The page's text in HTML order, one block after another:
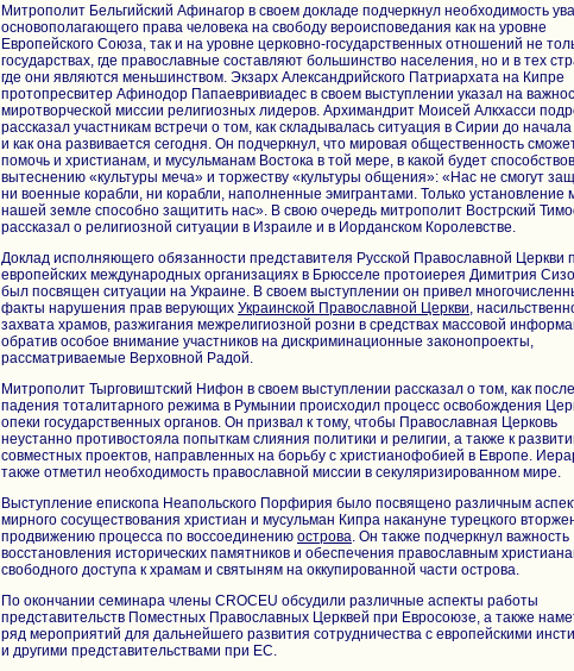
Митрополит Бельгийский Афинагор в своем докладе подчеркнул необходимость
основополагающего права человека на свободу вероисповедания как на уровне
Европейского Союза, так и на уровне церковно-государственных отношений не
государствах, где православные составляют большинство населения, но и в тех
где они являются меньшинством. Экзарх Александрийского Патриархата на Кипре
протопресвитер Афинодор Папаевривиадес в своем выступлении указал на
миротворческой миссии религиозных лидеров. Архимандрит Моисей Алкхасси
рассказал участникам встречи о том, как складывалась ситуация в Сирии до
и как она развивается сегодня. Он подчеркнул, что мировая общественность
помочь и христианам, и мусульманам Востока в той мере, в какой будет
вытеснению «культуры меча» и торжеству «культуры общения»: «Нас не смогут
ни военные корабли, ни корабли, наполненные эмигрантами. Только установление
нашей земле способно защитить нас». В свою очередь митрополит Вострский
рассказал о религиозной ситуации в Израиле и в Иорданском Королевстве.
Доклад исполняющего обязанности представителя Русской Православной Церкви
европейских международных организациях в Брюсселе протоиерея Димитрия
был посвящен ситуации на Украине. В своем выступлении он привел
факты нарушения прав верующих Украинской Православной Церкви,
захвата храмов, разжигания межрелигиозной розни в средствах массовой
обратив особое внимание участников на дискриминационные законопроекты,
рассматриваемые Верховной Радой.
Митрополит Тырговиштский Нифон в своем выступлении рассказал о том, как после
падения тоталитарного режима в Румынии происходил процесс освобождения
опеки государственных органов. Он призвал к тому, чтобы Православная Церковь
неустанно противостояла попыткам слияния политики и религии, а также к
совместных проектов, направленных на борьбу с христианофобией в Европе.
также отметил необходимость православной миссии в секуляризированном мире.
Выступление епископа Неапольского Порфирия было посвящено различным
мирного сосуществования христиан и мусульман Кипра накануне турецкого
продвижению процесса по воссоединению острова. Он также подчеркнул важность
восстановления исторических памятников и обеспечения православным
свободного доступа к храмам и святыням на оккупированной части острова.
По окончании семинара члены CROCEU обсудили различные аспекты работы
представительств Поместных Православных Церквей при Евросоюзе, а также
ряд мероприятий для дальнейшего развития сотрудничества с европейскими
и другими представительствами при ЕС.